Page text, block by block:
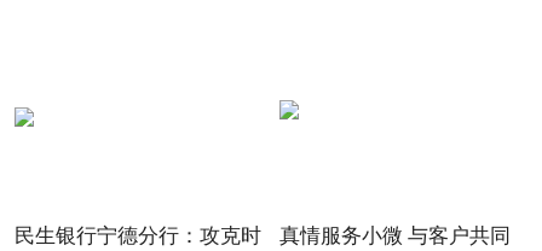
民生银行宁德分行：攻克时
真情服务小微 与客户共同